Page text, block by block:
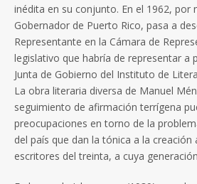
inédita en su conjunto. En el 1962, por
Gobernador de Puerto Rico, pasa a
Representante en la Cámara de
legislativo que habría de representar a
Junta de Gobierno del Instituto de
La obra literaria diversa de Manuel
seguimiento de afirmación terrígena
preocupaciones en torno de la
del país que dan la tónica a la creación
escritores del treinta, a cuya